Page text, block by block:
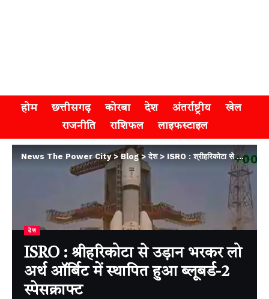
होम छत्तीसगढ़ कोरबा देश अंतर्राष्ट्रीय
खेल
राजनीति
राशिफल लाइफस्टाइल
News The Power City>Blog>देश> ISRO : श्रीहरिकोटा से उड़ान भरकर लो अर्थ ऑर्बिट में स्थापित हुआ ब्लूबर्ड-2 स्पेसक्राफ्ट
देश
ISRO : श्रीहरिकोटा से उड़ान भरकर लो
अर्थ ऑर्बिट में स्थापित हुआ ब्लूबर्ड-2
स्पेसक्राफ्ट